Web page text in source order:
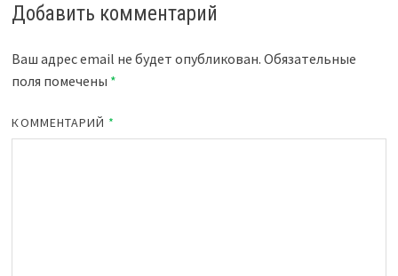
Добавить комментарий
Ваш адрес email не будет опубликован. Обязательные
поля помечены *
КОММЕНТАРИЙ *